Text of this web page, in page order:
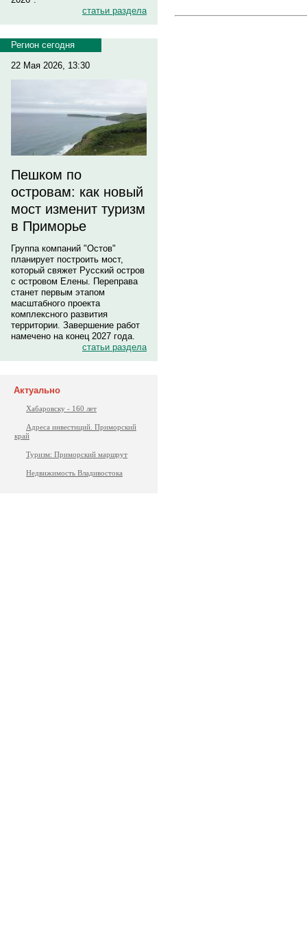
статьи раздела
Регион сегодня
22 Мая 2026, 13:30
Пешком по
островам: как новый
мост изменит туризм
в Приморье
Группа компаний "Остов"
планирует построить мост,
который свяжет Русский остров
с островом Елены. Переправа
станет первым этапом
масштабного проекта
комплексного развития
территории. Завершение работ
намечено на конец 2027 года.
статьи раздела
Актуально
Хабаровску - 160 лет
Адреса инвестиций. Приморский
край
Туризм: Приморский маршрут
Недвижимость Владивостока